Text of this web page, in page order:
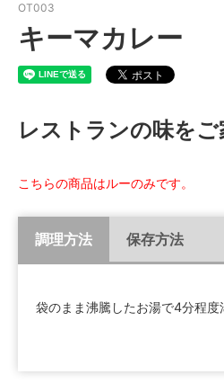
OT003
キーマカレー
レストランの味をご
こちらの商品はルーのみです。
調理方法 保存方法
袋のまま沸騰したお湯で4分程度